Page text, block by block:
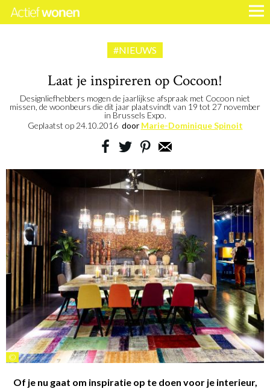
#NIEUWS
Laat je inspireren op Cocoon!
Designliefhebbers mogen de jaarlijkse afspraak met Cocoon niet
missen, de woonbeurs die dit jaar plaatsvindt van 19 tot 27 november
in Brussels Expo.
Geplaatst op 24.10.2016 door Marie-Dominique Spinoit
©
Of je nu gaat om inspiratie op te doen voor je interieur,